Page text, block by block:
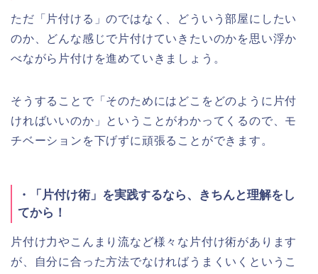
ただ「片付ける」のではなく、どういう部屋にしたい
のか、どんな感じで片付けていきたいのかを思い浮か
べながら片付けを進めていきましょう。
そうすることで「そのためにはどこをどのように片付
ければいいのか」ということがわかってくるので、モ
チベーションを下げずに頑張ることができます。
・「片付け術」を実践するなら、きちんと理解をし
てから！
片付け力やこんまり流など様々な片付け術があります
が、自分に合った方法でなければうまくいくというこ